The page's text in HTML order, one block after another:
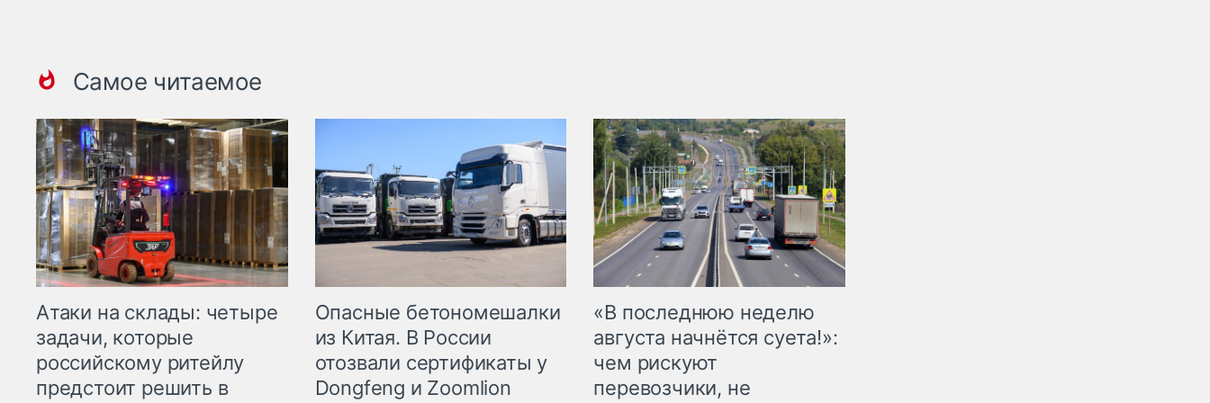
Самое читаемое
Атаки на склады: четыре
задачи, которые
российскому ритейлу
предстоит решить в
Опасные бетономешалки
из Китая. В России
отозвали сертификаты у
Dongfeng и Zoomlion
«В последнюю неделю
августа начнётся суета!»:
чем рискуют
перевозчики, не